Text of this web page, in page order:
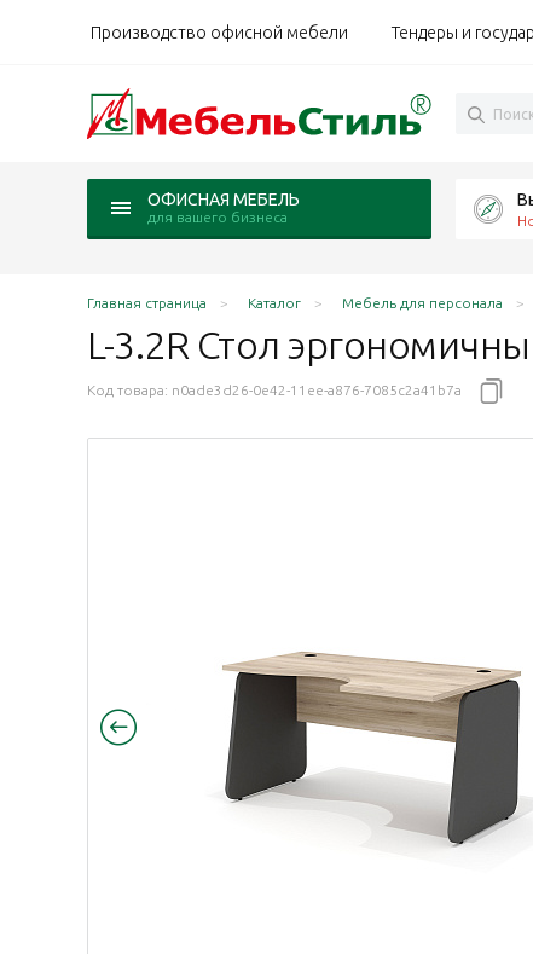
Производство офисной мебели Тендеры и
ОФИСНАЯ МЕБЕЛЬ
для вашего бизнеса
Главная страница Каталог Мебель для персонала
L-3.2R Стол
Код товара: n0ade3d26-0e42-11ee-a876-7085c2a41b7a